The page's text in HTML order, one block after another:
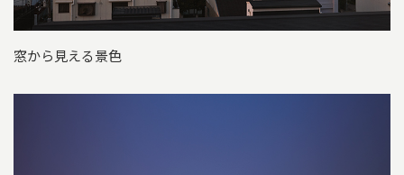
窓から見える景色